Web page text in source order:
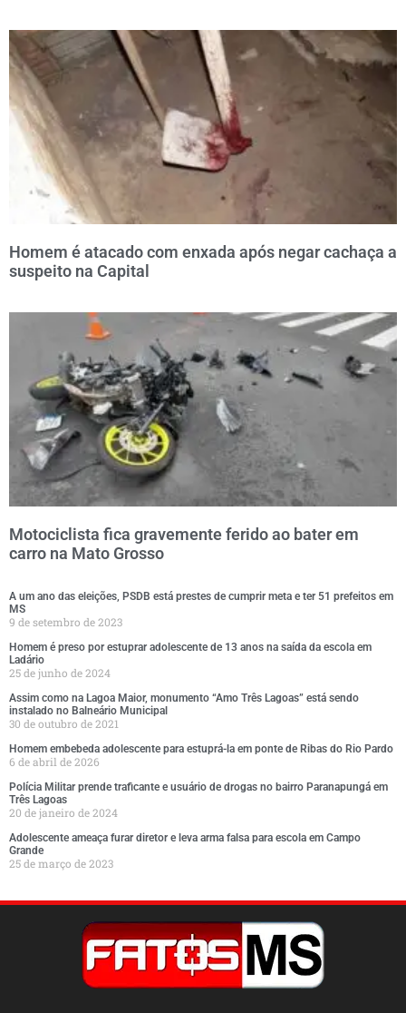
Homem é atacado com enxada após negar cachaça a
suspeito na Capital
Motociclista fica gravemente ferido ao bater em
carro na Mato Grosso
A um ano das eleições, PSDB está prestes de cumprir meta e ter 51 prefeitos em
MS
9 de setembro de 2023
Homem é preso por estuprar adolescente de 13 anos na saída da escola em
Ladário
25 de junho de 2024
Assim como na Lagoa Maior, monumento “Amo Três Lagoas” está sendo
instalado no Balneário Municipal
30 de outubro de 2021
Homem embebeda adolescente para estuprá-la em ponte de Ribas do Rio Pardo
6 de abril de 2026
Polícia Militar prende traficante e usuário de drogas no bairro Paranapungá em
Três Lagoas
20 de janeiro de 2024
Adolescente ameaça furar diretor e leva arma falsa para escola em Campo
Grande
25 de março de 2023